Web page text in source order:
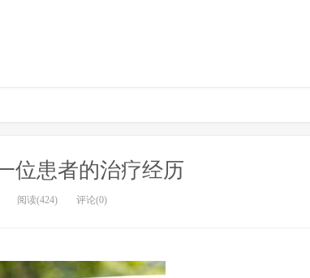
位患者的治疗经历
阅读(424) 评论(0)